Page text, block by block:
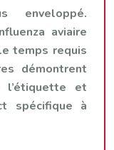
enveloppé.
aviaire
temps requis
démontrent
l’étiquette et
spécifique à